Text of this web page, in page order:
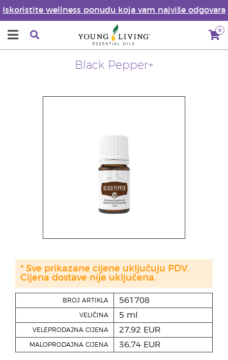
Iskoristite wellness ponudu koja vam najviše odgovara
0
Black Pepper+
BROJ ARTIKLA 561708
VELIČINA 5 ml
VELEPRODAJNA CIJENA 27,92 EUR
MALOPRODAJNA CIJENA 36,74 EUR
* Sve prikazane cijene uključuju PDV.
Cijena dostave nije uključena.